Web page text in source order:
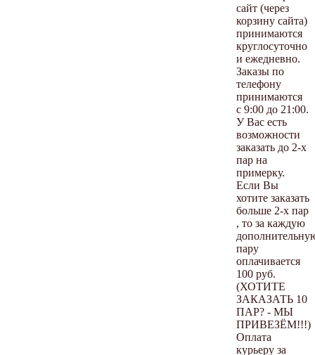
сайт (через
корзину сайта)
принимаются
круглосуточно
и ежедневно.
Заказы по
телефону
принимаются
с 9:00 до 21:00.
У Вас есть
возможности
заказать до 2-х
пар на
примерку.
Если Вы
хотите заказать
больше 2-х пар
, то за каждую
пару
оплачивается
100 руб.
(ХОТИТЕ
ЗАКАЗАТЬ 10
ПАР? - МЫ
ПРИВЕЗЁМ!!!)
Оплата
курьеру за